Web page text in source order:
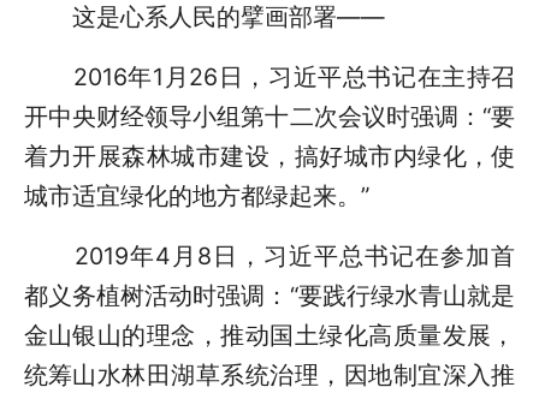
这是心系人民的擘画部署——
2016年1月26日，习近平总书记在主持召
开中央财经领导小组第十二次会议时强调：“要
着力开展森林城市建设，搞好城市内绿化，使
城市适宜绿化的地方都绿起来。”
2019年4月8日，习近平总书记在参加首
都义务植树活动时强调：“要践行绿水青山就是
金山银山的理念，推动国土绿化高质量发展，
统筹山水林田湖草系统治理，因地制宜深入推